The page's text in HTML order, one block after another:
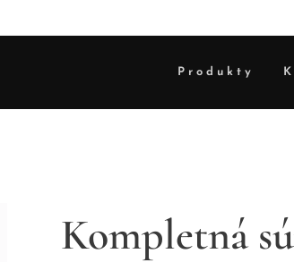
Produkty
Kompletná